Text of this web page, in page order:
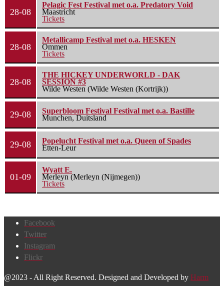
28-08
Pelagic Fest Festival met o.a. Predatory Void
Maastricht
Tickets
28-08
Metallicamp Festival met o.a. HESKEN
Ommen
Tickets
28-08
THE HICKEY UNDERWORLD - DAK
SESSION #3
Wilde Westen (Wilde Westen (Kortrijk))
29-08
Superbloom Festival Festival met o.a. Bastille
Munchen, Duitsland
29-08
Popelucht Festival met o.a. Queen of Spades
Etten-Leur
01-09
Wyatt E.
Merleyn (Merleyn (Nijmegen))
Tickets
Facebook
Twitter
Instagram
Flickr
@2023 - All Right Reserved. Designed and Developed by Harm